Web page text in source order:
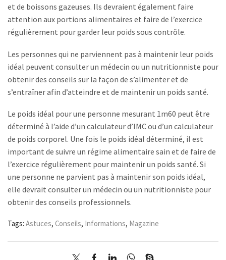
et de boissons gazeuses. Ils devraient également faire
attention aux portions alimentaires et faire de l’exercice
régulièrement pour garder leur poids sous contrôle.
Les personnes qui ne parviennent pas à maintenir leur poids
idéal peuvent consulter un médecin ou un nutritionniste pour
obtenir des conseils sur la façon de s’alimenter et de
s’entraîner afin d’atteindre et de maintenir un poids santé.
Le poids idéal pour une personne mesurant 1m60 peut être
déterminé à l’aide d’un calculateur d’IMC ou d’un calculateur
de poids corporel. Une fois le poids idéal déterminé, il est
important de suivre un régime alimentaire sain et de faire de
l’exercice régulièrement pour maintenir un poids santé. Si
une personne ne parvient pas à maintenir son poids idéal,
elle devrait consulter un médecin ou un nutritionniste pour
obtenir des conseils professionnels.
Tags: Astuces, Conseils, Informations, Magazine